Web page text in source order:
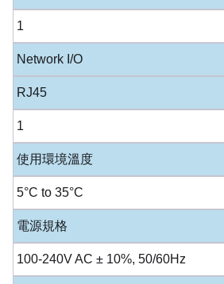
1
Network I/O
RJ45
1
使用環境溫度
5°C to 35°C
電源規格
100-240V AC ± 10%, 50/60Hz